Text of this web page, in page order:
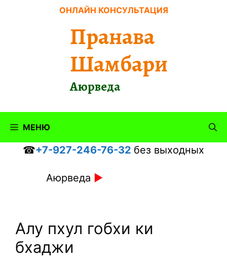
ОНЛАЙН КОНСУЛЬТАЦИЯ
Пранава
Шамбари
Аюрведа
МЕНЮ
☎+7-927-246-76-32 без выходных
Аюрведа ►
Алу пхул гобхи ки
бхаджи